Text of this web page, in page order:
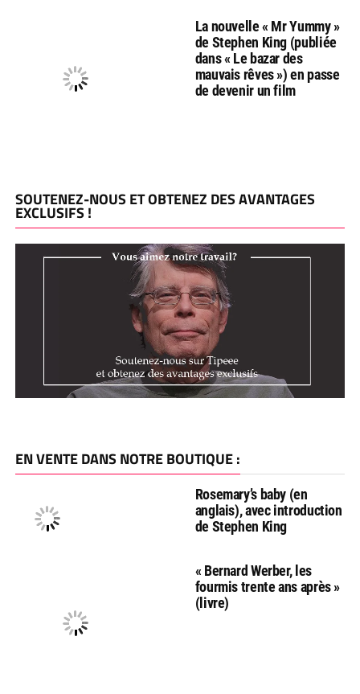
La nouvelle « Mr Yummy »
de Stephen King (publiée
dans « Le bazar des
mauvais rêves ») en passe
de devenir un film
SOUTENEZ-NOUS ET OBTENEZ DES AVANTAGES
EXCLUSIFS !
EN VENTE DANS NOTRE BOUTIQUE :
Rosemary’s baby (en
anglais), avec introduction
de Stephen King
« Bernard Werber, les
fourmis trente ans après »
(livre)